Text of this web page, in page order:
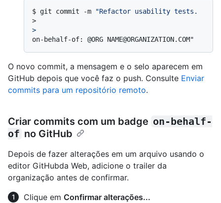
$ git commit -m
"Refactor usability tests.
>
>
O novo commit, a mensagem e o selo aparecem em
GitHub depois que você faz o push. Consulte Enviar
commits para um repositório remoto.
Criar commits com um badge on-behalf-
of no GitHub
Depois de fazer alterações em um arquivo usando o
editor GitHubda Web, adicione o trailer da
organização antes de confirmar.
Clique em Confirmar alterações...